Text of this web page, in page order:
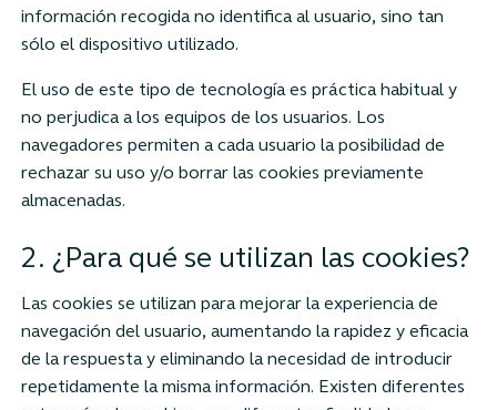
información recogida no identifica al usuario, sino tan
sólo el dispositivo utilizado.
El uso de este tipo de tecnología es práctica habitual y
no perjudica a los equipos de los usuarios. Los
navegadores permiten a cada usuario la posibilidad de
rechazar su uso y/o borrar las cookies previamente
almacenadas.
2. ¿Para qué se utilizan las cookies?
Las cookies se utilizan para mejorar la experiencia de
navegación del usuario, aumentando la rapidez y eficacia
de la respuesta y eliminando la necesidad de introducir
repetidamente la misma información. Existen diferentes